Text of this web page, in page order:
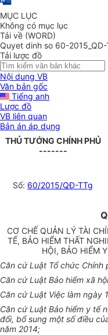
MỤC LỤC
Không có mục lục
Tải về (WORD)
Quyet dinh so 60-
Tải lược đồ
Nội dung VB
Văn bản gốc
Tiếng anh
Lược đồ
VB liên quan
Bản án áp dụng
THỦ TƯỚNG CHÍNH PHỦ
-------
Số: 60/2015/QĐ-TTg
CƠ CHẾ QUẢN LÝ TÀI
TẾ, BẢO HIỂM THẤT
HỘI, BẢO HIỂM
Căn cứ Luật Tổ chức Chính
Căn cứ Luật Bảo hiểm xã
Căn cứ Luật Việc làm ngày
Căn cứ Luật Bảo hiểm y tế
đổi, bổ sung một sốđiều
năm 2014;